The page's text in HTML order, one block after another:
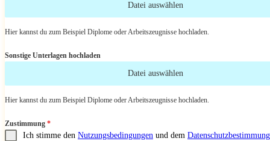
Datei auswählen
Hier kannst du zum Beispiel Diplome oder Arbeitszeugnisse hochladen.
Sonstige Unterlagen hochladen
Datei auswählen
Hier kannst du zum Beispiel Diplome oder Arbeitszeugnisse hochladen.
Zustimmung *
Ich stimme den Nutzungsbedingungen und dem